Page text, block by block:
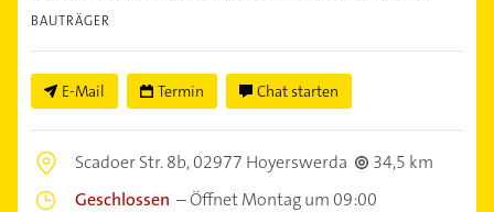
BAUTRÄGER
E-Mail Termin Chat starten
Scadoer Str. 8b,02977 Hoyerswerda
34,5 km
Geschlossen –Öffnet Montag um 09:00